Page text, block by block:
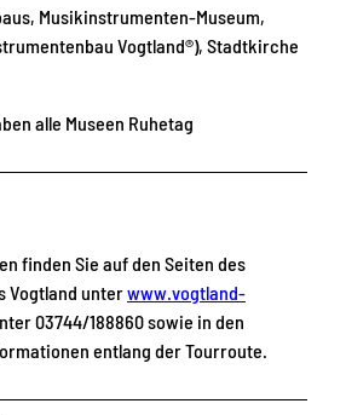
Musikinstrumenten-Museum,
Vogtland®), Stadtkirche
alle Museen Ruhetag
finden Sie auf den Seiten des
Vogtland unterwww.vogtland-
03744/188860 sowie in den
entlang der Tourroute.